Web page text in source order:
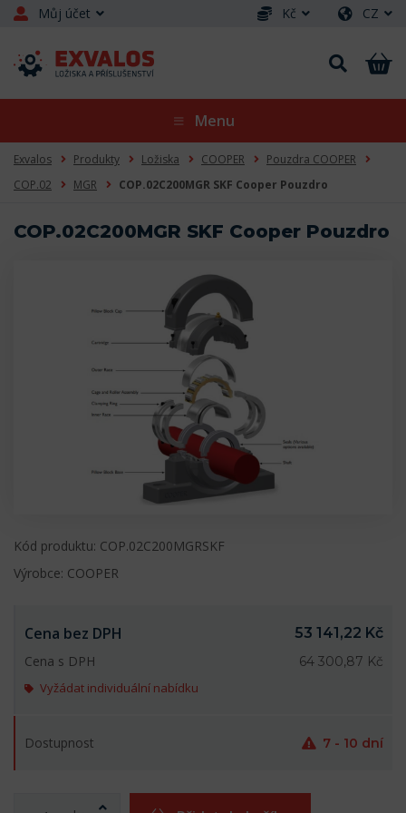
Můj účet Kč CZ
Menu
Exvalos Produkty Ložiska COOPER
Pouzdra COOPER
COP.02
MGR COP.02C200MGR SKF Cooper Pouzdro
COP.02C200MGR SKF Cooper Pouzdro
Kód produktu: COP.02C200MGRSKF
Výrobce: COOPER
Cena bez DPH
53 141,22 Kč
Cena s DPH
64 300,87 Kč
Vyžádat individuální nabídku
Dostupnost 7 - 10 dní